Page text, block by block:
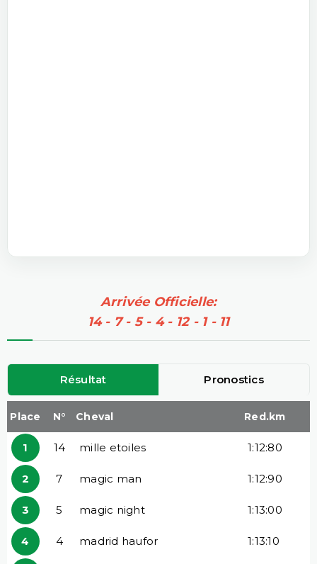
Arrivée Officielle:
14 - 7 - 5 - 4 - 12 - 1 - 11
Résultat Pronostics
Place N° Cheval Red.km
1 14 mille etoiles 1:12:80
2 7 magic man 1:12:90
3 5 magic night 1:13:00
4 4 madrid haufor 1:13:10